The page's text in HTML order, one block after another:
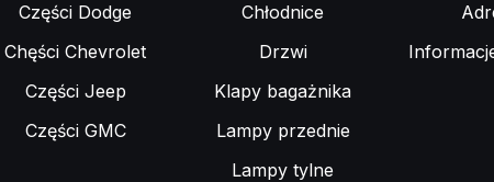
Części Dodge
Chęści Chevrolet
Części Jeep
Części GMC
Chłodnice
Drzwi
Klapy bagażnika
Lampy przednie
Lampy tylne